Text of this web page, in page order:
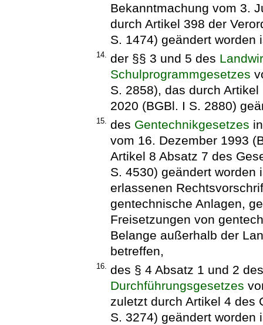
Bekanntmachung vom 3.
durch Artikel 398 der
S. 1474) geändert worden
14. der §§ 3 und 5 des
Schulprogrammgesetzes
S. 2858), das durch
2020 (BGBl. I S. 2880)
15. des Gentechnikgesetzes
vom 16. Dezember 1993
Artikel 8 Absatz 7 des
S. 4530) geändert worden
erlassenen
gentechnische Anlagen,
Freisetzungen von
Belange außerhalb der
betreffen,
16. des § 4 Absatz 1 und 2
Durchführungsgesetzes
zuletzt durch Artikel 4 des
S. 3274) geändert worden